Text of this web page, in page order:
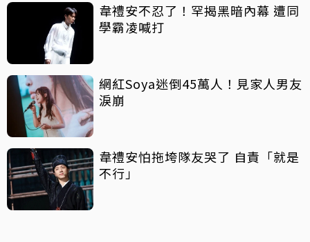
韋禮安不忍了！罕揭黑暗內幕 遭同
學霸凌喊打
網紅Soya迷倒45萬人！見家人男友
淚崩
韋禮安怕拖垮隊友哭了 自責「就是
不行」